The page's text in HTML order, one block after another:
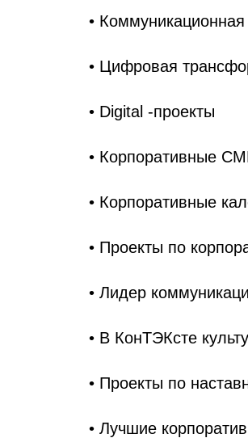
•
• Цифровая
• Digital -проекты
• Корпоративные
• Корпоративные
• Проекты по
• Лидер
• В КонТЭКсте
• Проекты по
• Лучшие